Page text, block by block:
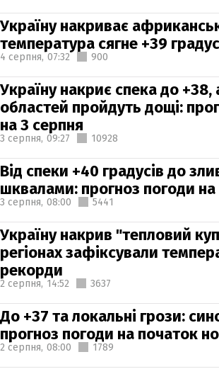
Україну накриває
температура сягне +39
4 серпня, 07:32 900
Україну накриє спека до +38,
областей пройдуть дощі:
на 3 серпня
3 серпня, 09:27 10928
Від спеки +40 градусів до
шквалами: прогноз погоди
3 серпня, 08:00 5441
Україну накрив "тепловий
регіонах зафіксували
рекорди
2 серпня, 14:52 3637
До +37 та локальні грози:
прогноз погоди на початок
2 серпня, 08:00 1789